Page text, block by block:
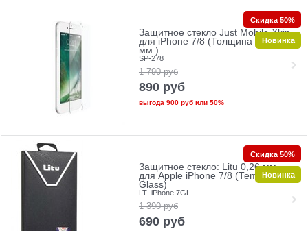
Защитное стекло Just Mobile Xkin
для iPhone 7/8 (Толщина 0.33
мм.)
SP-278
1 790 руб
890 руб
выгода 900 рубили 50%
Скидка 50%
Новинка
Защитное стекло: Litu 0,26 мм
для Apple iPhone 7/8 (Tempered
Glass)
LT- iPhone 7GL
1 390 руб
690 руб
Скидка 50%
Новинка